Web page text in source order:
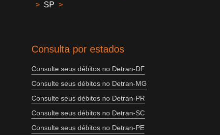
> SP >
Consulta por estados
Consulte seus débitos no Detran-DF
Consulte seus débitos no Detran-MG
Consulte seus débitos no Detran-PR
Consulte seus débitos no Detran-SC
Consulte seus débitos no Detran-PE